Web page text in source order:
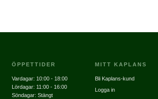
ÖPPETTIDER
Vardagar: 10:00 - 18:00
Lördagar: 11:00 - 16:00
Söndagar: Stängt
MITT KAPLANS
Bli Kaplans-kund
Logga in